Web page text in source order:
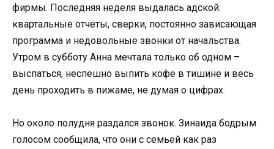
фирмы. Последняя неделя выдалась адской:
квартальные отчеты, сверки, постоянно зависающая
программа и недовольные звонки от начальства.
Утром в субботу Анна мечтала только об одном –
выспаться, неспешно выпить кофе в тишине и весь
день проходить в пижаме, не думая о цифрах.
Но около полудня раздался звонок. Зинаида бодрым
голосом сообщила, что они с семьей как раз